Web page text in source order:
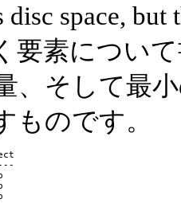
disc space,
要素につい
、そして最
ものです。